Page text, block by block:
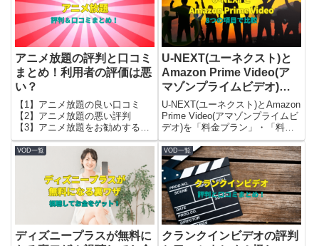
アニメ放題の評判と口コミ
まとめ！利用者の評価は悪
い？
【1】アニメ放題の良い口コミ
【2】アニメ放題の悪い評判
【3】アニメ放題をお勧めする
人・しない人を解説します。
U-NEXT(ユーネクスト)と
Amazon Prime Video(ア
マゾンプライムビデオ)を8
つの項目で比較
U-NEXT(ユーネクスト)とAmazon
Prime Video(アマゾンプライムビ
デオ)を「料金プラン」・「料金
の支払い方法」・「作品数」・
「観られる動画ジャンル」・「同
時視聴（何人まで？）」・「無料
トライアル」・「.画質」「.ダウ
ンロード機能」の8つの点で比較
してみました。
VOD一覧
ディズニープラスが無料に
VOD一覧
クランクインビデオの評判